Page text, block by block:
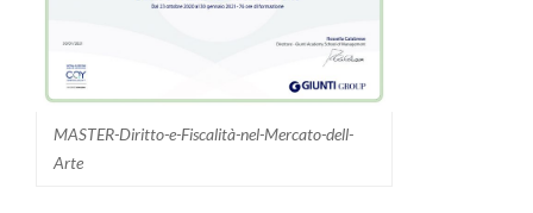
MASTER-Diritto-e-Fiscalità-nel-Mercato-dell-
Arte